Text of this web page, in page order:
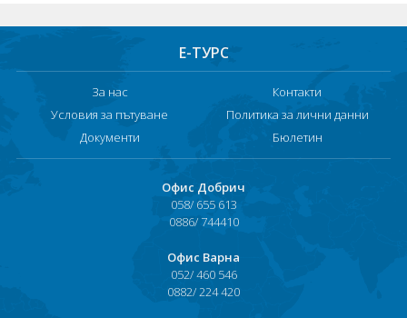
Румъния
Албания
Е-ТУРС
За нас
Контакти
Условия за пътуване
Политика за лични данни
Документи
Бюлетин
Офис Добрич
058/ 655 613
0886/ 744410
Офис Варна
052/ 460 546
0882/ 224 420